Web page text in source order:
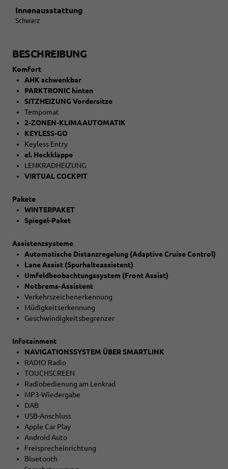
Innenausstattung
Schwarz
BESCHREIBUNG
Komfort
AHK schwenkbar
PARKTRONIC hinten
SITZHEIZUNG Vordersitze
Tempomat
2-ZONEN-KLIMAAUTOMATIK
KEYLESS-GO
Keyless Entry
el. Heckklappe
LENKRADHEIZUNG
VIRTUAL COCKPIT
Pakete
WINTERPAKET
Spiegel-Paket
Assistenzsysteme
Automatische Distanzregelung (Adaptive Cruise Control)
Lane Assist (Spurhalteassistent)
Umfeldbeobachtungssystem (Front Assist)
Notbrems-Assistent
Verkehrszeichenerkennung
Müdigkeitserkennung
Geschwindigkeitsbegrenzer
Infotainment
NAVIGATIONSSYSTEM ÜBER SMARTLINK
RADIO Radio
TOUCHSCREEN
Radiobedienung am Lenkrad
MP3-Wiedergabe
DAB
USB-Anschluss
Apple Car Play
Android Auto
Freisprecheinrichtung
Bluetooth